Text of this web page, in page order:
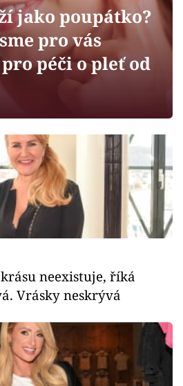
Vary
jako poupátko?
pro vás
péči o pleť od
neexistuje, říká
Vrásky neskrývá